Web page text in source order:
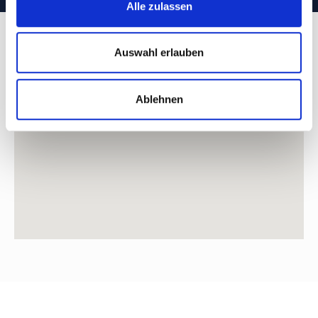
Alle zulassen
Auswahl erlauben
Ablehnen